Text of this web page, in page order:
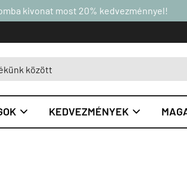
kivonat most 20% kedvezménnyel!
 KEDVEZMÉNYEK 